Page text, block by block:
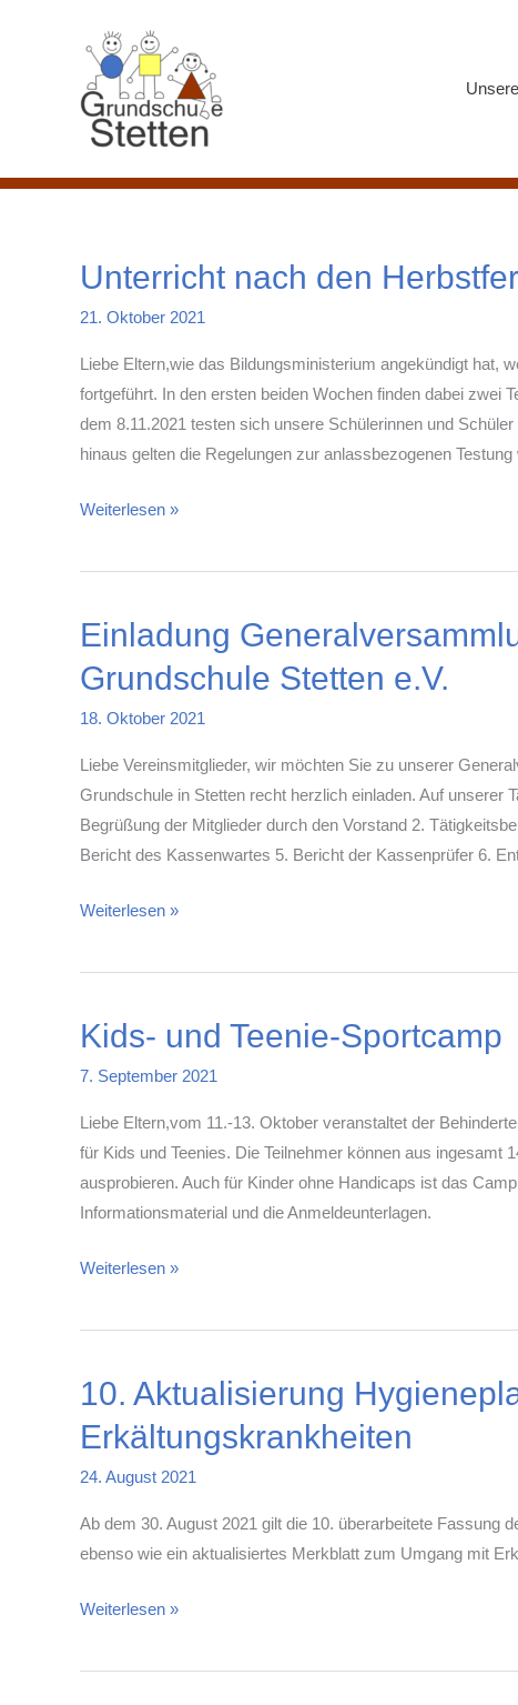
Unterricht nach den
21. Oktober 2021
Liebe Eltern,wie das Bildungsministerium angekündigt hat,
fortgeführt. In den ersten beiden Wochen finden dabei zwei
dem 8.11.2021 testen sich unsere Schülerinnen und
hinaus gelten die Regelungen zur anlassbezogenen
Unterricht
den
Weiterlesen »
Einladung
Grundschule Stetten e.V.
18. Oktober 2021
Liebe Vereinsmitglieder, wir möchten Sie zu unserer
Grundschule in Stetten recht herzlich einladen. Auf unserer
Begrüßung der Mitglieder durch den Vorstand 2.
Bericht des Kassenwartes 5. Bericht der Kassenprüfer 6.
Einladung
Förderverein
Stetten
Weiterlesen »
Kids- und Teenie-Sportcamp
7. September 2021
Liebe Eltern,vom 11.-13. Oktober veranstaltet der
für Kids und Teenies. Die Teilnehmer können aus ingesamt
ausprobieren. Auch für Kinder ohne Handicaps ist das
Informationsmaterial und die Anmeldeunterlagen.
Kids-
Teenie-
Weiterlesen »
10. Aktualisierung
Erkältungskrankheiten
24. August 2021
Ab dem 30. August 2021 gilt die 10. überarbeitete Fassung
ebenso wie ein aktualisiertes Merkblatt zum Umgang mit
10.
Hygieneplan-
Weiterlesen »